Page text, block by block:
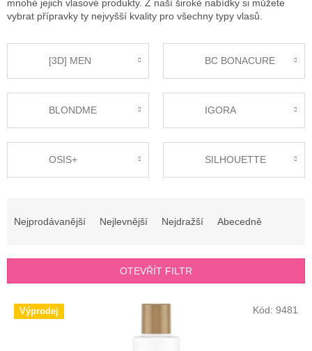
mnohé jejich vlasové produkty. Z naší široké nabídky si můžete
vybrat přípravky ty nejvyšší kvality pro všechny typy vlasů.
[3D] MEN BC BONACURE
BLONDME IGORA
OSIS+ SILHOUETTE
í
Nejprodávanější Nejlevnější Nejdražší Abecedně
OTEVŘÍT FILTR
V Výprodej Kód: 9481